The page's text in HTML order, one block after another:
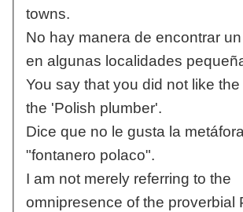
towns.
No hay manera de encontrar
en algunas localidades
You say that you did not like
the 'Polish plumber'.
Dice que no le gusta la
"fontanero polaco".
I am not merely referring to the
omnipresence of the proverbial